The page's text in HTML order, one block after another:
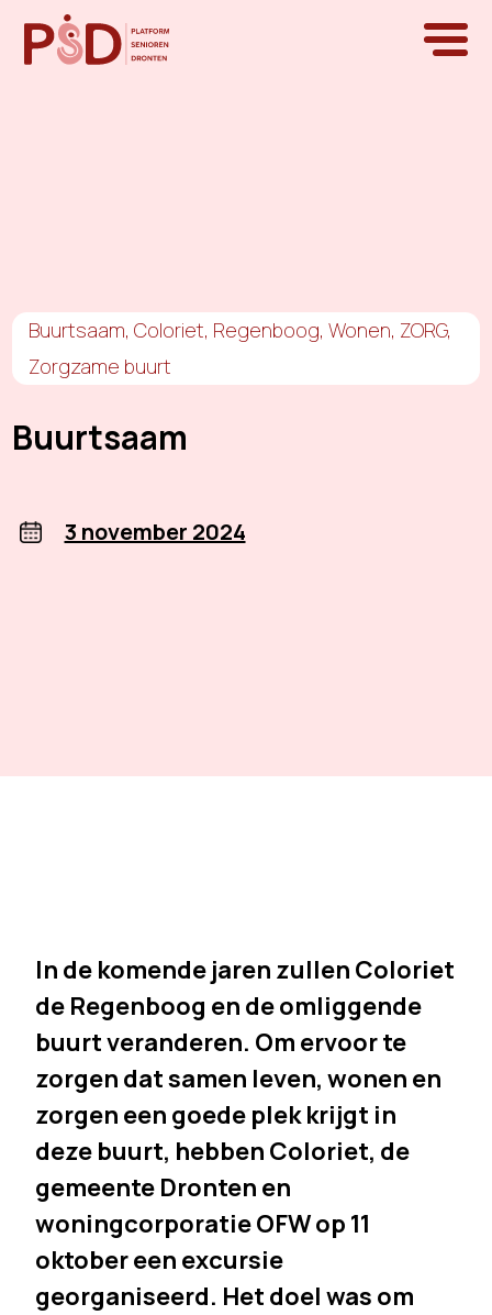
Buurtsaam,Coloriet, Regenboog,Wonen, ZORG,
Zorgzame buurt
Buurtsaam
3 november 2024
In de komende jaren zullen Coloriet
de Regenboog en de omliggende
buurt veranderen. Om ervoor te
zorgen dat samen leven, wonen en
zorgen een goede plek krijgt in
deze buurt, hebben Coloriet, de
gemeente Dronten en
woningcorporatie OFW op 11
oktober een excursie
georganiseerd. Het doel was om